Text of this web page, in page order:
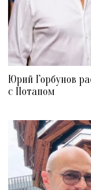
Юрий Горбунов
с Потапом